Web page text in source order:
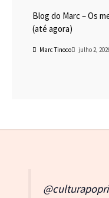
Blog do Marc – Os
(até agora)
Marc Tinoco julho 2,